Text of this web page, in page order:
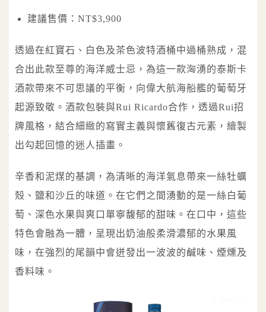
建議售價：NT$3,900
透過在紅寶石、白色及茶色波特酒桶中過桶熟成，混
合出此款至尊的海洋威士忌，為這一款洶湧的泰斯卡
酒款帶來不可思議的平衡，向偉大航海船艦的葡萄牙
起源致敬。酒款包裝與Rui Ricardo合作，透過Rui招
牌風格，結合細緻的寫實主義與懷舊復古元素，繪製
出勾起回憶的迷人插畫。
辛香和泥煤的基調，為清晰的海洋氣息帶來一絲牡蠣
殼、鹽和沙丘的味道。在它們之間湧動的是一絲白葡
萄、深色水果與爽口單寧馥郁的甜味。在口中，這些
特色會融為一體，呈現出奶油般柔滑濃郁的水果風
味，在強烈的尾韻中會迸發出一波波的鹹味、煙燻及
香料味。